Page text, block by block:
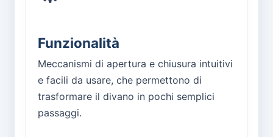
Funzionalità
Meccanismi di apertura e chiusura intuitivi
e facili da usare, che permettono di
trasformare il divano in pochi semplici
passaggi.